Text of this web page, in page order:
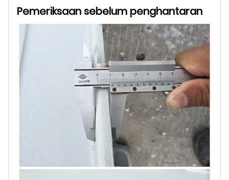
Pemeriksaan sebelum penghantaran